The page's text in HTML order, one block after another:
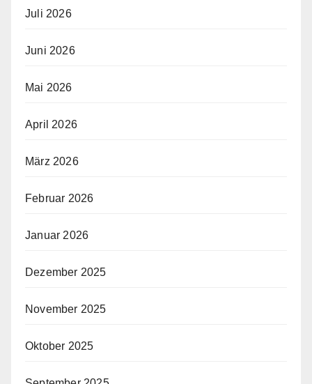
Juli 2026
Juni 2026
Mai 2026
April 2026
März 2026
Februar 2026
Januar 2026
Dezember 2025
November 2025
Oktober 2025